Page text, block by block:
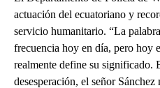
actuación del ecuatoriano y
servicio humanitario. “La
frecuencia hoy en día, pero hoy
realmente define su significado.
desesperación, el señor